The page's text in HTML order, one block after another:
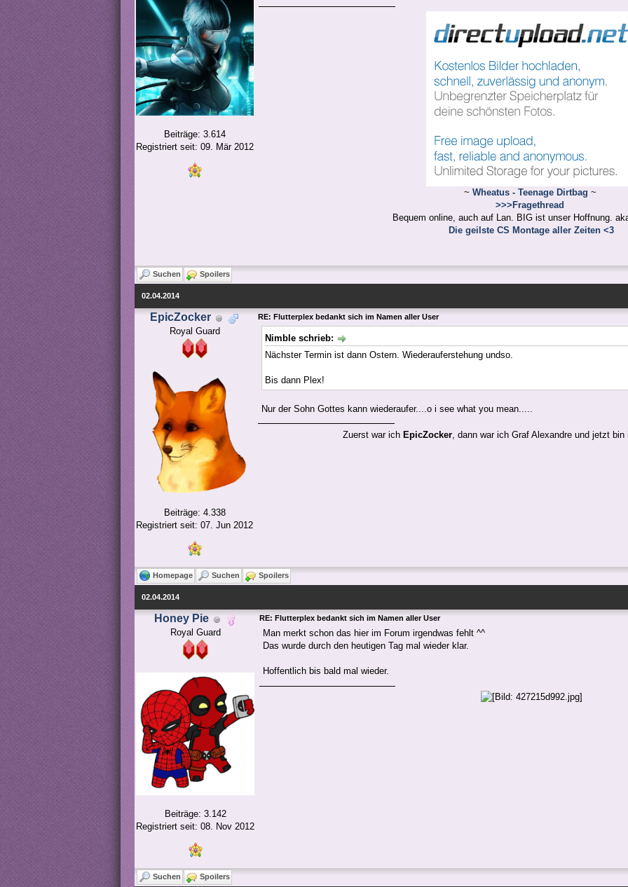
Beiträge: 3.614
Registriert seit: 09. Mär 2012
~ Wheatus - Teenage Dirtbag ~
>>>Fragethread
Bequem online, auch auf Lan. BIG ist unser Hoffnung.
Die geilste CS Montage aller Zeiten <3
Suchen Spoilers
02.04.2014
EpicZocker
Royal Guard
Beiträge: 4.338
Registriert seit: 07. Jun 2012
RE: Flutterplex bedankt sich im Namen aller User
Nimble schrieb:
Nächster Termin ist dann Ostern. Wiederauferstehung undso.
Bis dann Plex!
Nur der Sohn Gottes kann wiederaufer....o i see what you mean.....
Zuerst war ich EpicZocker, dann war ich Graf Alexandre und jetzt
Homepage Suchen Spoilers
02.04.2014
Honey Pie
Royal Guard
Beiträge: 3.142
Registriert seit: 08. Nov 2012
RE: Flutterplex bedankt sich im Namen aller User
Man merkt schon das hier im Forum irgendwas fehlt ^^
Das wurde durch den heutigen Tag mal wieder klar.
Hoffentlich bis bald mal wieder.
Suchen Spoilers